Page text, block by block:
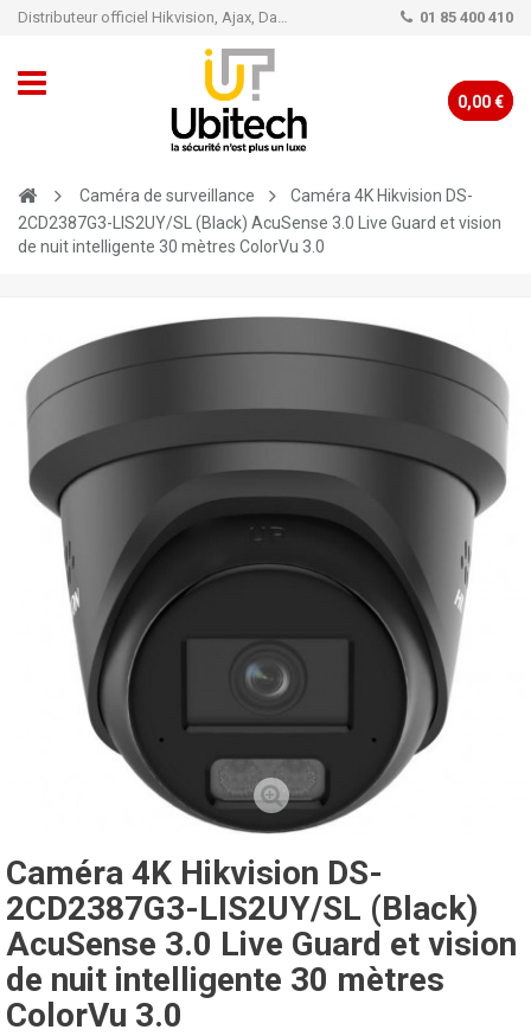
Distributeur officiel Hikvision, Ajax, Dahua, TP-Link - Caméra de vidéo surveillance - Alarme 01 85 400 410
0,00 €
Caméra de surveillance
Caméra 4K Hikvision DS-
2CD2387G3-LIS2UY/SL (Black) AcuSense 3.0 Live Guard et vision
de nuit intelligente 30 mètres ColorVu 3.0
Caméra 4K Hikvision DS-
2CD2387G3-LIS2UY/SL (Black)
AcuSense 3.0 Live Guard et vision
de nuit intelligente 30 mètres
ColorVu 3.0